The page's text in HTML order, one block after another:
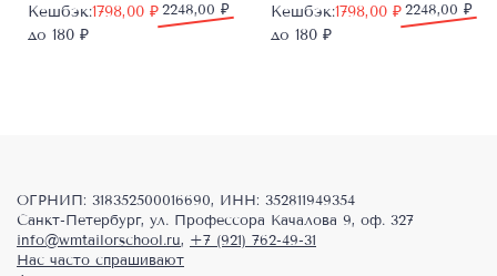
2248,00 ₽
Первоначальная
цена
1798,00 ₽
Текущая
цена:
Кешбэк:
до 180 ₽
2248,00 ₽
Первоначальная
цена
1798,00 ₽
Текущая
цена:
Кешбэк:
до 180 ₽
ОГРНИП: 318352500016690, ИНН: 352811949354
Санкт-Петербург, ул. Профессора Качалова 9, оф. 327
info@wmtailorschool.ru, +7 (921) 762-49-31
Нас часто спрашивают